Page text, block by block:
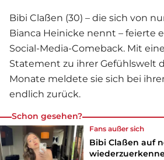
Bibi Claßen (30) – die sich von
Bianca Heinicke nennt – feierte
Social-Media-Comeback. Mit
Statement zu ihrer Gefühlswelt
Monate meldete sie sich bei
endlich zurück.
Schon gesehen?
Fans außer sich
Bibi Claßen auf